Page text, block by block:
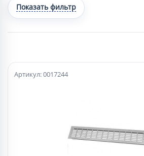
Показать фильтр
Артикул: 0017244